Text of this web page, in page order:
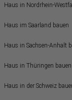
Haus in Nordrhein-
Haus im Saarland bauen
Haus in Sachsen-Anhalt
Haus in Thüringen bauen
Haus in der Schweiz